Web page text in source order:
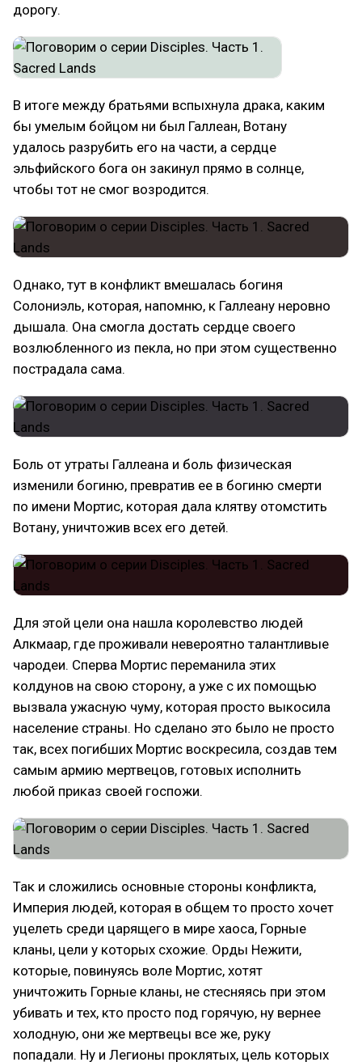
дорогу.
В итоге между братьями вспыхнула драка, каким
бы умелым бойцом ни был Галлеан, Вотану
удалось разрубить его на части, а сердце
эльфийского бога он закинул прямо в солнце,
чтобы тот не смог возродится.
Однако, тут в конфликт вмешалась богиня
Солониэль, которая, напомню, к Галлеану неровно
дышала. Она смогла достать сердце своего
возлюбленного из пекла, но при этом существенно
пострадала сама.
Боль от утраты Галлеана и боль физическая
изменили богиню, превратив ее в богиню смерти
по имени Мортис, которая дала клятву отомстить
Вотану, уничтожив всех его детей.
Для этой цели она нашла королевство людей
Алкмаар, где проживали невероятно талантливые
чародеи. Сперва Мортис переманила этих
колдунов на свою сторону, а уже с их помощью
вызвала ужасную чуму, которая просто выкосила
население страны. Но сделано это было не просто
так, всех погибших Мортис воскресила, создав тем
самым армию мертвецов, готовых исполнить
любой приказ своей госпожи.
Так и сложились основные стороны конфликта,
Империя людей, которая в общем то просто хочет
уцелеть среди царящего в мире хаоса, Горные
кланы, цели у которых схожие. Орды Нежити,
которые, повинуясь воле Мортис, хотят
уничтожить Горные кланы, не стесняясь при этом
убивать и тех, кто просто под горячую, ну вернее
холодную, они же мертвецы все же, руку
попадали. Ну и Легионы проклятых, цель которых